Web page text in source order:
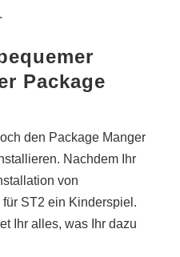
Package
den Package Manger
Nachdem Ihr
von
ST2 ein Kinderspiel.
Ihr alles, was Ihr dazu